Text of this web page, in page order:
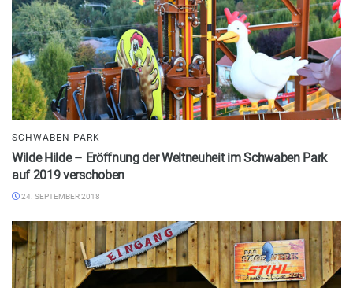
SCHWABEN PARK
Wilde Hilde – Eröffnung der Weltneuheit im Schwaben Park
auf 2019 verschoben
24. SEPTEMBER 2018